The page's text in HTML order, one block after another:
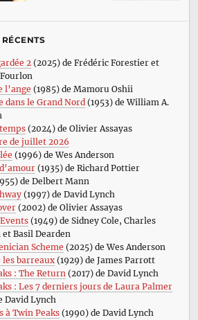
2(2025) de Frédéric Forestier et
l’ange (1985) de Mamoru Oshii
dans le Grand Nord(1953) de William A.
(2024) de Olivier Assayas
de juillet 2026
(1996) de Wes Anderson
(1935) de Richard Pottier
de Delbert Mann
(1997) de David Lynch
(2002) de Olivier Assayas
(1949) de Sidney Cole, Charles
Basil Dearden
Scheme (2025) de Wes Anderson
barreaux(1929) de James Parrott
: The Return(2017) de David Lynch
: Les 7 derniers jours de Laura Palmer
David Lynch
à Twin Peaks(1990) de David Lynch